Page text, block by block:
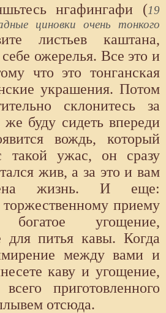
нгафингафи (19
циновки очень тонкого
листьев каштана,
ожерелья. Все это и
что это тонганская
украшения. Потом
склонитесь за
буду сидеть впереди
вождь, который
такой ужас, он сразу
жив, а за это и вам
жизнь. И еще:
торжественному приему
угощение,
для питья кавы. Когда
между вами и
каву и угощение,
приготовленного
отсюда.